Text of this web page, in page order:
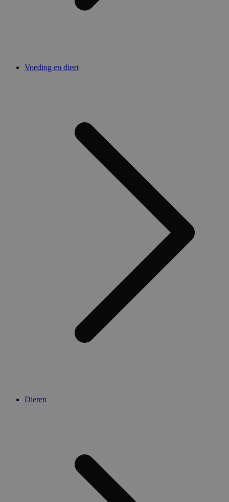
Voeding en dieet
Dieren